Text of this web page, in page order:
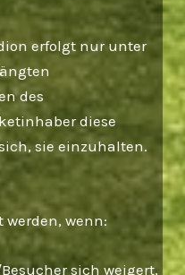
erfolgt nur unter
des
diese
sie einzuhalten.
wenn:
sich weigert,